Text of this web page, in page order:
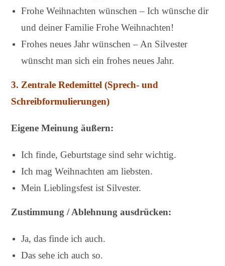
Frohe Weihnachten wünschen – Ich wünsche dir
und deiner Familie Frohe Weihnachten!
Frohes neues Jahr wünschen – An Silvester
wünscht man sich ein frohes neues Jahr.
3. Zentrale Redemittel (Sprech- und
Schreibformulierungen)
Eigene Meinung äußern:
Ich finde, Geburtstage sind sehr wichtig.
Ich mag Weihnachten am liebsten.
Mein Lieblingsfest ist Silvester.
Zustimmung / Ablehnung ausdrücken:
Ja, das finde ich auch.
Das sehe ich auch so.